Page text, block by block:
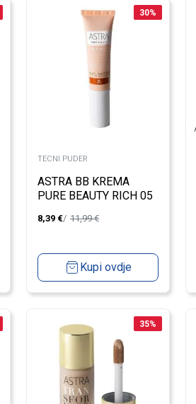
30%
TECNI PUDER
ASTRA BB KREMA
PURE BEAUTY RICH 05
8,39 € 11,99€
Kupi ovdje
35%